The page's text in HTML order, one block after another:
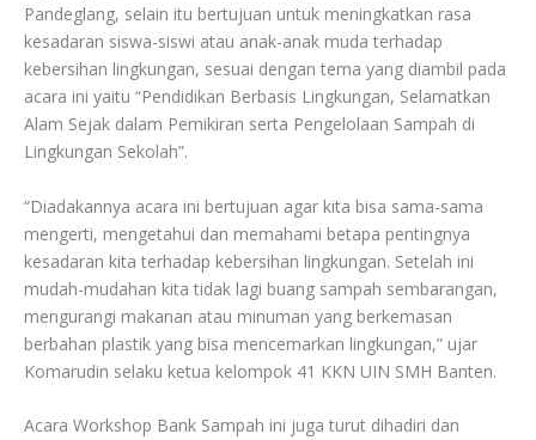
Pandeglang, selain itu bertujuan untuk meningkatkan rasa
kesadaran siswa-siswi atau anak-anak muda terhadap
kebersihan lingkungan, sesuai dengan tema yang diambil pada
acara ini yaitu “Pendidikan Berbasis Lingkungan, Selamatkan
Alam Sejak dalam Pemikiran serta Pengelolaan Sampah di
Lingkungan Sekolah”.
“Diadakannya acara ini bertujuan agar kita bisa sama-sama
mengerti, mengetahui dan memahami betapa pentingnya
kesadaran kita terhadap kebersihan lingkungan. Setelah ini
mudah-mudahan kita tidak lagi buang sampah sembarangan,
mengurangi makanan atau minuman yang berkemasan
berbahan plastik yang bisa mencemarkan lingkungan,” ujar
Komarudin selaku ketua kelompok 41 KKN UIN SMH Banten.
Acara Workshop Bank Sampah ini juga turut dihadiri dan